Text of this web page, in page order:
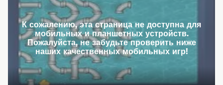
К сожалению, эта страница не доступна для
мобильных и планшетных устройств.
Пожалуйста, не забудьте проверить ниже
наших качественных мобильных игр!